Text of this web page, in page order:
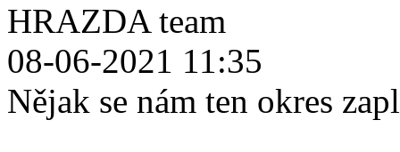
HRAZDA team
08-06-2021 11:35
Nějak se nám ten okres